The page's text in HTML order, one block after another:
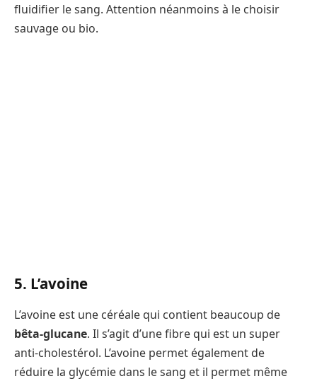
fluidifier le sang. Attention néanmoins à le choisir
sauvage ou bio.
5. L’avoine
L’avoine est une céréale qui contient beaucoup de
bêta-glucane. Il s’agit d’une fibre qui est un super
anti-cholestérol. L’avoine permet également de
réduire la glycémie dans le sang et il permet même